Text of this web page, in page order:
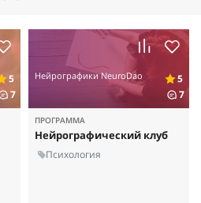
5
7
Нейрографики NeuroDao
5
7
ПРОГРАММА
Нейрографический клуб
Психология